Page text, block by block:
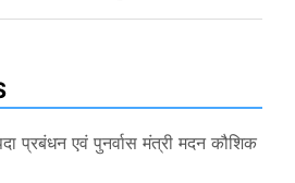
प्रबंधन एवं पुनर्वास मंत्री मदन कौशिक